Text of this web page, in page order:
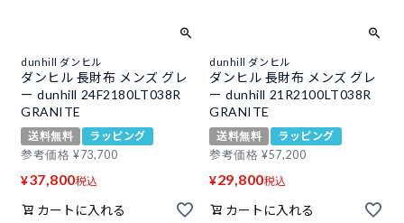
dunhill ダンヒル
ダンヒル 長財布 メンズ グレ
ー dunhill 24F2180LT038R
GRANITE
送料無料
ラッピング
参考価格 ¥73,700
¥37,800税込
カートに入れる
dunhill ダンヒル
ダンヒル 長財布 メンズ グレ
ー dunhill 21R2100LT038R
GRANITE
送料無料
ラッピング
参考価格 ¥57,200
¥29,800税込
カートに入れる